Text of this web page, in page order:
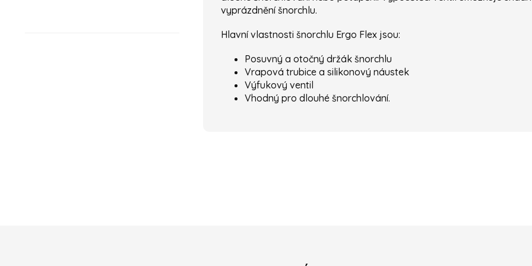
vyprázdnění šnorchlu.
Hlavní vlastnosti šnorchlu Ergo Flex jsou:
Posuvný a otočný držák šnorchlu
Vrapová trubice a silikonový náustek
Výfukový ventil
Vhodný pro dlouhé šnorchlování.